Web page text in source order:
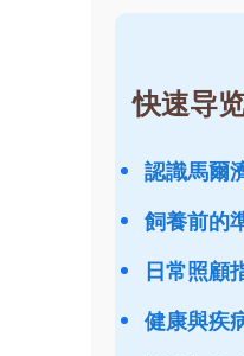
快速导
認識馬爾
飼養前的
日常照顧
健康與疾